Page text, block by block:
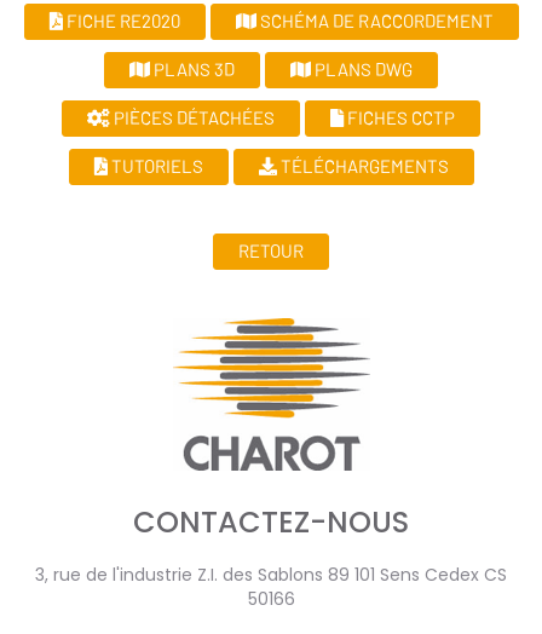
FICHE RE2020 SCHÉMA DE RACCORDEMENT
PLANS 3D PLANS DWG
PIÈCES DÉTACHÉES FICHES CCTP
TUTORIELS TÉLÉCHARGEMENTS
RETOUR
CONTACTEZ-NOUS
3, rue de l'industrie Z.I. des Sablons 89 101 Sens Cedex CS
50166